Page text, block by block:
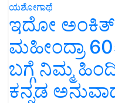
ಯಶೋಗಾಥೆ
ಇದೋ ಅಂಕಿತ್
ಮಹೀಂದ್ರಾ
ಬಗ್ಗೆ ನಿಮ್ಮ
ಕನ್ನಡ